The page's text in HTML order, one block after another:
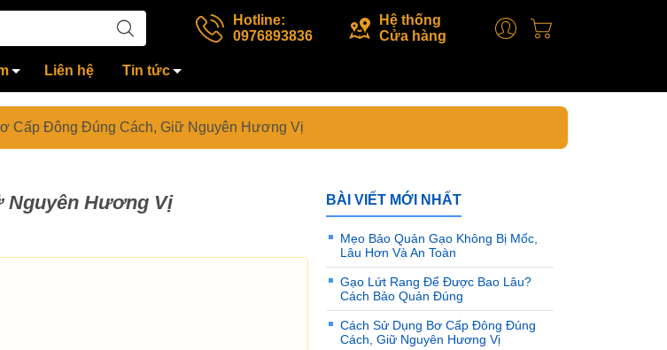
Hotline:
0976893836
Hệ thống
Cửa hàng
Liên hệ Tin tức
Cấp Đông Đúng Cách, Giữ Nguyên Hương Vị
Nguyên Hương Vị BÀI VIẾT MỚI NHẤT
Mẹo Bảo Quản Gạo Không Bị Mốc,
Lâu Hơn Và An Toàn
Gạo Lứt Rang Để Được Bao Lâu?
Cách Bảo Quản Đúng
Cách Sử Dụng Bơ Cấp Đông Đúng
Cách, Giữ Nguyên Hương Vị